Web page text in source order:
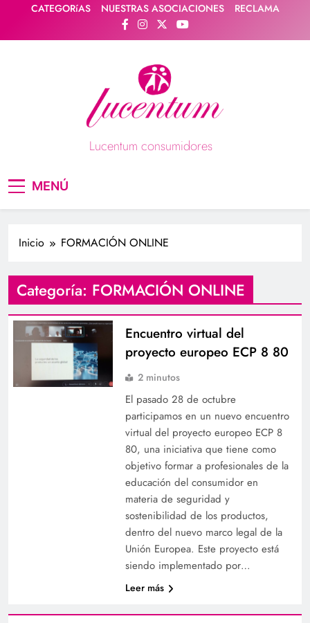
contenido
CATEGORíAS NUESTRAS ASOCIACIONES RECLAMA
Lucentum consumidores
MENÚ
Inicio FORMACIÓN ONLINE
Categoría: FORMACIÓN ONLINE
Encuentro virtual del
proyecto europeo ECP 8 80
2 minutos
El pasado 28 de octubre
participamos en un nuevo encuentro
virtual del proyecto europeo ECP 8
80, una iniciativa que tiene como
objetivo formar a profesionales de la
educación del consumidor en
materia de seguridad y
sostenibilidad de los productos,
dentro del nuevo marco legal de la
Unión Europea. Este proyecto está
siendo implementado por…
Leer más